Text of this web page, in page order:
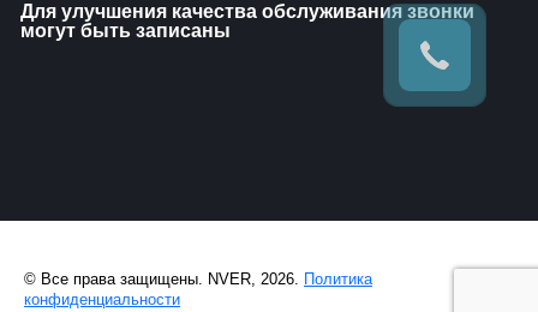
Для улучшения качества обслуживания звонки
могут быть записаны
© Все права защищены. NVER, 2026. Политика
конфиденциальности